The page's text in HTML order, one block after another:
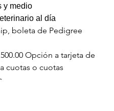
y medio
al día
boleta de Pedigree
Opción a tarjeta de
cuotas o cuotas